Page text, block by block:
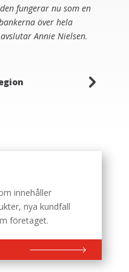
fungerar nu som en
över hela
Annie Nielsen.
5
innehåller
nya kundfall
företaget.